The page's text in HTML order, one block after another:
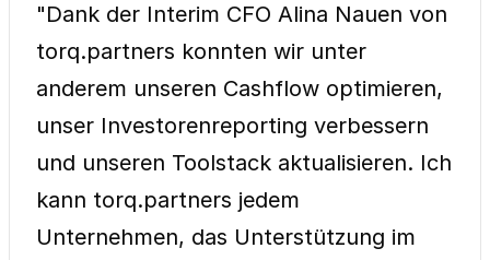
"Dank der Interim CFO Alina Nauen von
torq.partners konnten wir unter
anderem unseren Cashflow optimieren,
unser Investorenreporting verbessern
und unseren Toolstack aktualisieren. Ich
kann torq.partners jedem
Unternehmen, das Unterstützung im